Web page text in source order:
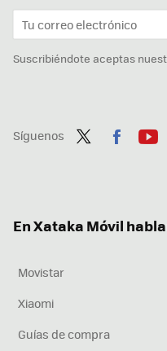
Suscribiéndote aceptas
Síguenos
En Xataka Móvil
Movistar
Xiaomi
Guías de compra